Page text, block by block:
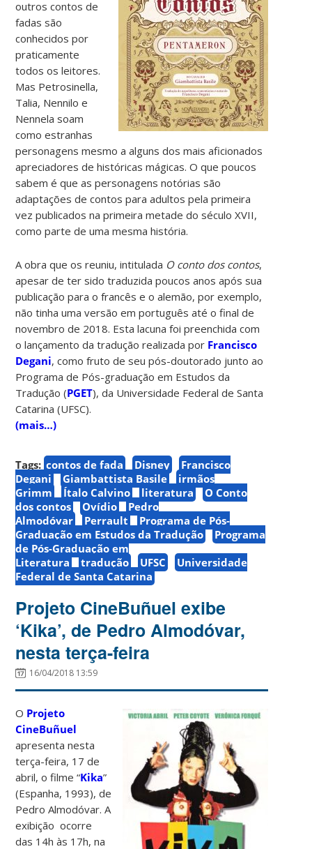
outros contos de
fadas são
conhecidos por
praticamente
todos os leitores.
Mas Petrosinella,
Talia, Nennilo e
Nennela soam
como estranhas
personagens mesmo a alguns dos mais aficionados
apreciadores de históricas mágicas. O que poucos
sabem é que as personagens notórias são
adaptações de contos para adultos pela primeira
vez publicados na primeira metade do século XVII,
como parte de uma mesma história.
A obra que os reuniu, intitulada O conto dos contos,
apesar de ter sido traduzida poucos anos após sua
publicação para o francês e o alemão, por exemplo,
não tinha uma versão em português até o final de
novembro de 2018. Esta lacuna foi preenchida com
o lançamento da tradução realizada por Francisco
Degani, como fruto de seu pós-doutorado junto ao
Programa de Pós-graduação em Estudos da
Tradução (PGET), da Universidade Federal de Santa
Catarina (UFSC).
(mais…)
Tags: contos de fada Disney
Francisco
Degani
Giambattista Basile
irmãos
Grimm
Ítalo Calvino literatura
O Conto
dos contos
Ovídio
Pedro
Almodóvar
Perrault
Programa de Pós-
Graduação em Estudos da Tradução
Programa
de Pós-Graduação em
Literatura
tradução UFSC
Universidade
Federal de Santa Catarina
Projeto CineBuñuel exibe
‘Kika’, de Pedro Almodóvar,
nesta terça-feira
16/04/2018 13:59
O Projeto
CineBuñuel
apresenta nesta
terça-feira, 17 de
abril, o filme “Kika”
(Espanha, 1993), de
Pedro Almodóvar. A
exibição ocorre
das 14h às 17h, na